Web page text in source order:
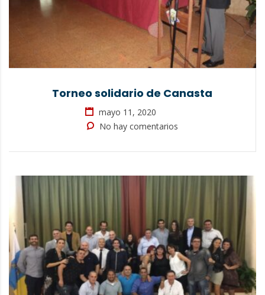
Torneo solidario de Canasta
mayo 11, 2020
No hay comentarios